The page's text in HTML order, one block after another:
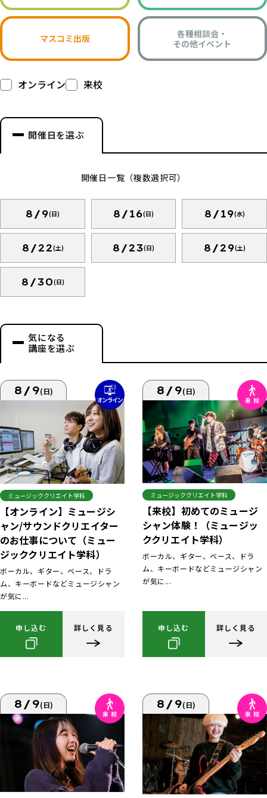
マスコミ出版
各種相談会・
その他イベント
オンライン 来校
開催日を選ぶ
開催日一覧（複数選択可）
8/9(日) 8/16(日) 8/19(水)
8/22(土) 8/23(日) 8/29(土)
8/30(日)
気になる
講座を選ぶ
8/9(日)
ミュージッククリエイト学科
【オンライン】ミュージシ
ャン/サウンドクリエイター
のお仕事について（ミュー
ジッククリエイト学科）
ボーカル、ギター、ベース、ドラ
ム、キーボードなどミュージシャン
が気に...
申し込む 詳しく見る
8/9(日)
ミュージッククリエイト学科
【来校】初めてのミュージ
シャン体験！（ミュージッ
ククリエイト学科）
ボーカル、ギター、ベース、ドラ
ム、キーボードなどミュージシャン
が気に...
申し込む 詳しく見る
8/9(日) 8/9(日)